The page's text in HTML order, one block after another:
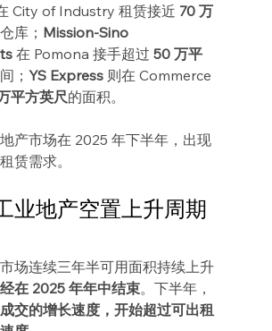
City of Industry 租赁接近 70 万
库； Mission-Sino
在 Pomona 接手超过 50 万平
； YS Express 则在 Commerce
平方英尺的面积。
产市场在 2025 年下半年，出现
赁需求。
业地产空置上升周期
场连续三年半可用面积持续上升
在 2025 年年中结束。下半年，
交的增长速度，开始超过可出租